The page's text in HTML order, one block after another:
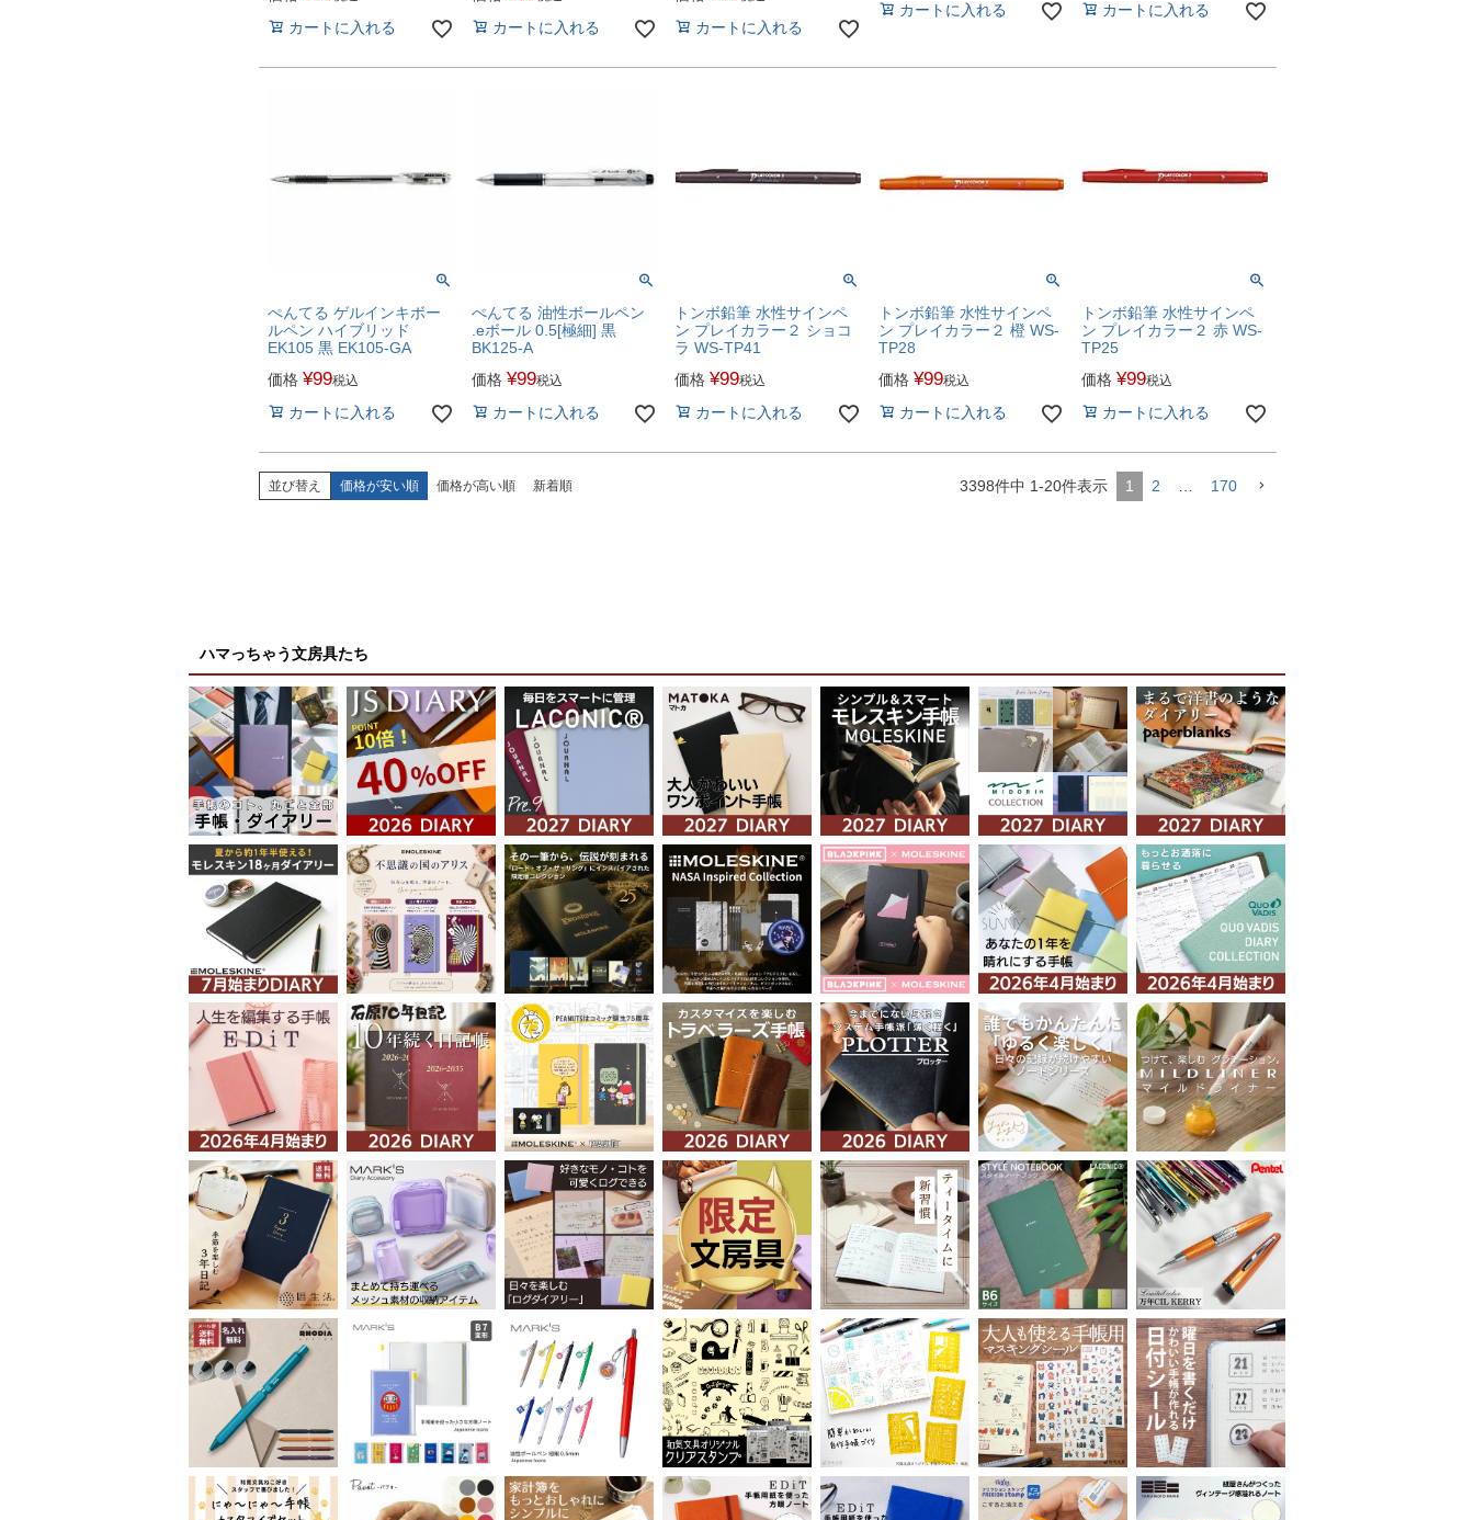
カートに入れる カートに入れる カートに入れる
カートに入れる カートに入れる
ぺんてる ゲルインキボー
ルペン ハイブリッド
EK105 黒 EK105-GA
価格 ¥99税込
カートに入れる
ぺんてる 油性ボールペン
.eボール 0.5[極細] 黒
BK125-A
価格 ¥99税込
カートに入れる
トンボ鉛筆 水性サインペ
ン プレイカラー２ ショコ
ラ WS-TP41
価格 ¥99税込
カートに入れる
トンボ鉛筆 水性サインペ
ン プレイカラー２ 橙 WS-
TP28
価格 ¥99税込
カートに入れる
トンボ鉛筆 水性サインペ
ン プレイカラー２ 赤 WS-
TP25
価格 ¥99税込
カートに入れる
並び替え 価格が安い順 価格が高い順 新着順 3398件中 1-20件表示 1 2 170
ハマっちゃう文房具たち